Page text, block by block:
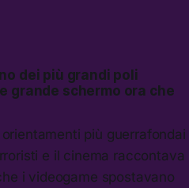
dei più grandi poli
grande schermo ora che
orientamenti più guerrafondai
e il cinema raccontava
i videogame spostavano